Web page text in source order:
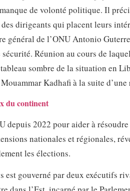
de volonté politique. Il
dirigeants qui placent leurs
général de l’ONU Antonio
Réunion au cours de
sombre de la situation en
Kadhafi à la suite d’une
du continent
depuis 2022 pour aider à
nationales et régionales,
les élections.
gouverné par deux exécutifs